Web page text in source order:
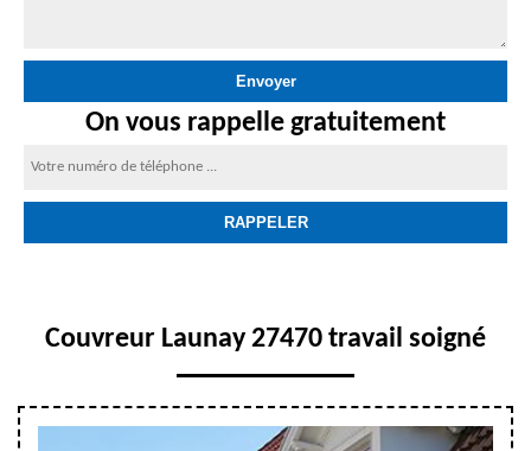
On vous rappelle gratuitement
Couvreur Launay 27470 travail soigné